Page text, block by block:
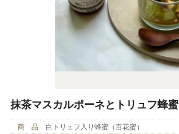
抹茶マスカルポーネとトリュフ蜂蜜
商 品
白トリュフ入り蜂蜜（百花蜜）